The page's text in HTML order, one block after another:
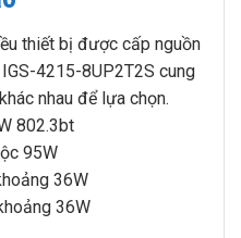
thiết bị được cấp nguồn
4215-8UP2T2S cung
nhau để lựa chọn.
802.3bt
95W
36W
36W